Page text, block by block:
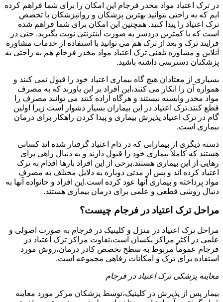
در ترک اعتیاد مواد مخدر فرجام این امکان را برای شما فراهم کرده
ایم که به راحتی بتوانید بهترین پزشکان و روانپزشکان با تخصص
ترک اعتیاد را پیدا کنید. همچنین این امکان برای شما فراهم شده
است که با کمترین دردسر به صورت اینترنتی نوبت بگیرید. حتی در
فرایند ترک و بعد از ترک هم می توانید با استفاده از خدمات مشاوره
آنلاین و مشاوره تلفنی ترک اعتیاد مواد مخدر فرجام هم به راحتی به
پزشکتان دسترسی داشته باشید.
بسیاری از معتادان هیچ گاه بیماری اعتیاد خود را قبول نمی کنند و
همواره آن را انکار می کنند،این افراد بر این باورند که به مصرف
مواد مخدر وابسته نیستند و هرگاه اراده کنند می توانند مصرف را
قطع کنند.ترک اعتیاد در این بیماران بسیار دشوار است زیرا اولین
گام در ترک اعتیاد پذیرش بیماری و پیدا کردن راهکار برای درمان
بیماری است.
دسته دیگری از بیمارانی که در دام اعتیاد گرفتار شده اند کسانی
هستند که کاملاً بیماری خود را قبول دارند و به دنبال راهی برای
رهایی از این بیماری هستند.برخی از این افراد بارها اقدام به ترک
اعتیاد کرده اند و پس از مدتی دوباره به دلایل مختلف به مصرف
مواد پرداخته و بیماری آنها عود کرده است.این افراد و خانواده آنها به
دنبال روشی قطعی و علمی برای درمان بیماری هستند.
مراحل ترک اعتیاد در فرجام چیست؟
مراحل ترک اعتیاد در منزل و کلینیک در فرجام به صورت اصولی و
علمی در اکثر مراکز یکسان است،تفاوت مراکز ترک اعتیاد در
فرجام عموماً مربوط به سطح تخصص کادر درمان،روش مورد
استفاده برای ترک و امکانات رفاهی مجموعه است.
معاینه پزشکی ترک اعتیاد در فرجام
بیمار پس از پذیرش در کلینیک،توسط پزشکان مرکز مورد معاینه